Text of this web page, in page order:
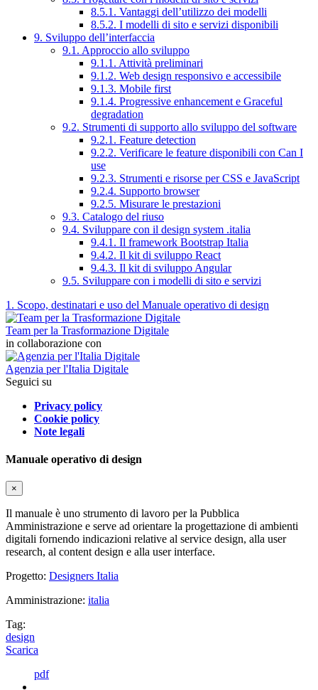
8.5.1. Vantaggi dell’utilizzo dei modelli
8.5.2. I modelli di sito e servizi disponibili
9. Sviluppo dell’interfaccia
9.1. Approccio allo sviluppo
9.1.1. Attività preliminari
9.1.2. Web design responsivo e accessibile
9.1.3. Mobile first
9.1.4. Progressive enhancement e Graceful
degradation
9.2. Strumenti di supporto allo sviluppo del software
9.2.1. Feature detection
9.2.2. Verificare le feature disponibili con Can I
use
9.2.3. Strumenti e risorse per CSS e JavaScript
9.2.4. Supporto browser
9.2.5. Misurare le prestazioni
9.3. Catalogo del riuso
9.4. Sviluppare con il design system .italia
9.4.1. Il framework Bootstrap Italia
9.4.2. Il kit di sviluppo React
9.4.3. Il kit di sviluppo Angular
9.5. Sviluppare con i modelli di sito e servizi
1. Scopo, destinatari e uso del Manuale operativo di design
Team per la Trasformazione Digitale
in collaborazione con
Agenzia per l'Italia Digitale
Seguici su
Privacy policy
Cookie policy
Note legali
Manuale operativo di design
×
Il manuale è uno strumento di lavoro per la Pubblica
Amministrazione e serve ad orientare la progettazione di ambienti
digitali fornendo indicazioni relative al service design, alla user
research, al content design e alla user interface.
Progetto: Designers Italia
Amministrazione: italia
Tag:
design
Scarica
pdf